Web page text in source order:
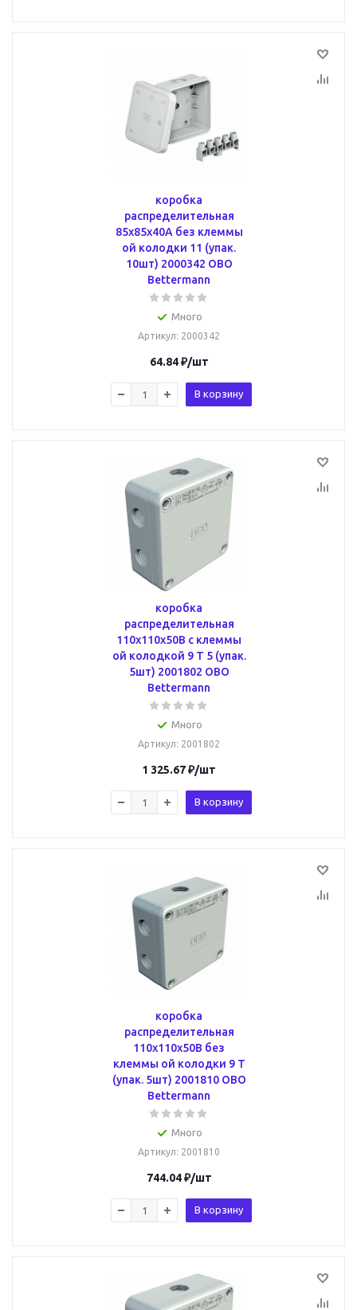
коробка
распределительная
85x85x40A без клеммы
ой колодки 11 (упак.
10шт) 2000342 OBO
Bettermann
Много
Артикул: 2000342
64.84₽/шт
В корзину
коробка
распределительная
110x110x50В с клеммы
ой колодкой 9 T 5 (упак.
5шт) 2001802 OBO
Bettermann
Много
Артикул: 2001802
1 325.67₽/шт
В корзину
коробка
распределительная
110x110x50В без
клеммы ой колодки 9 T
(упак. 5шт) 2001810 OBO
Bettermann
Много
Артикул: 2001810
744.04₽/шт
В корзину